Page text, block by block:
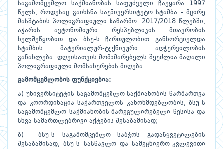
საგამომცემლო საქმიანობას საფუძველი ჩაეყარა 1997
წელს, როდესაც გაიხსნა საუნივერსიტეტო სტამბა - მცირე
მასშტაბის პოლიგრაფიული საწარმო. 2017/2018 წლებში,
აჭარის ავტონომიური რესპუბლიკის მთავრობის
ხელშეწყობით და ბსუ-ს ჩართულობით განხორციელდა
სტამბის მატერიალურ-ტექნიკური აღჭურვილობის
განახლება. დღეისათვის მომხმარებელს შეუძლია მაღალი
პოლიგრაფიული მომსახურების მიღება.
გამომცემლობის ფუნქციებია:
ა) უნივერსიტეტის საგამომცემლო საქმიანობის წარმართვა
და კოორდინაცია საქართველოს კანონმდებლობის, ბსუ-ს
საგამომცემლო საქმიანობის მარეგულირებელი წესისა და
სხვა სამართლებრივი აქტების შესაბამისად;
ბ) ბსუ-ს საგამომცემლო საბჭოს გადაწყვეტილების
შესაბამისად, ბსუ-ს სასწავლო და სამეცნიერო-კვლევითი